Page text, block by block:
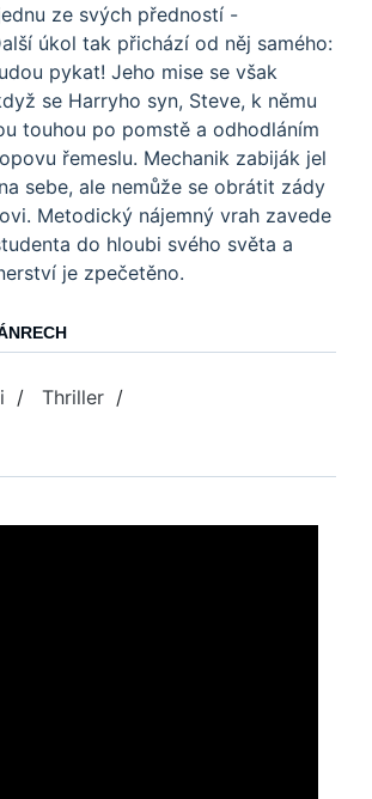
ze svých předností -
úkol tak přichází od něj samého:
pykat! Jeho mise se však
se Harryho syn, Steve, k němu
touhou po pomstě a odhodláním
řemeslu. Mechanik zabiják jel
sebe, ale nemůže se obrátit zády
Metodický nájemný vrah zavede
do hloubi svého světa a
je zpečetěno.
/ Thriller /